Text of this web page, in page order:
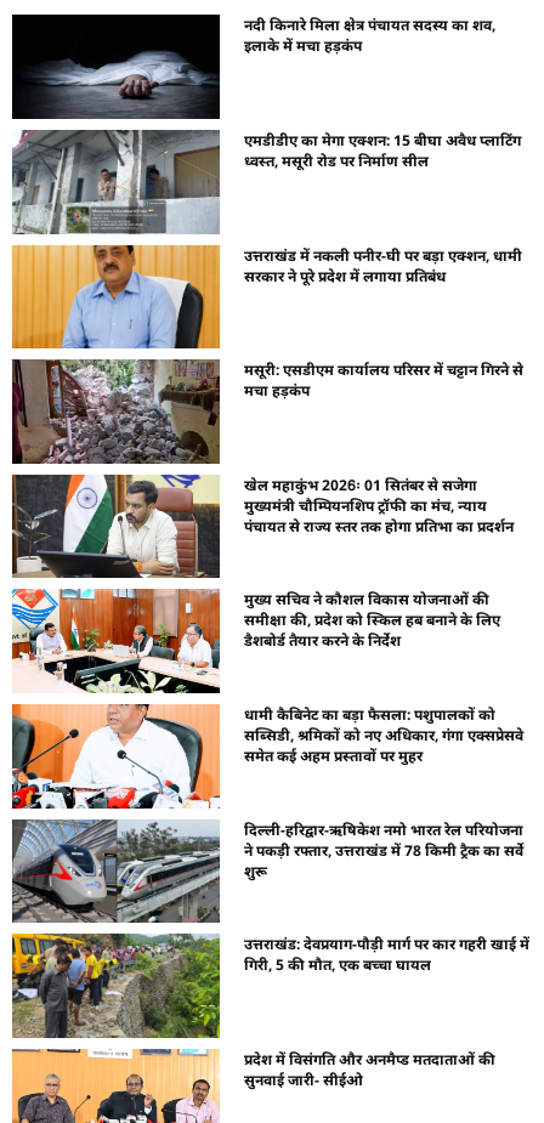
नदी किनारे मिला क्षेत्र पंचायत सदस्य का शव,
इलाके में मचा हड़कंप
एमडीडीए का मेगा एक्शन: 15 बीघा अवैध प्लाटिंग
ध्वस्त, मसूरी रोड पर निर्माण सील
उत्तराखंड में नकली पनीर-घी पर बड़ा एक्शन, धामी
सरकार ने पूरे प्रदेश में लगाया प्रतिबंध
मसूरी: एसडीएम कार्यालय परिसर में चट्टान गिरने से
मचा हड़कंप
खेल महाकुंभ 2026ः 01 सितंबर से सजेगा
मुख्यमंत्री चौम्पियनशिप ट्रॉफी का मंच, न्याय
पंचायत से राज्य स्तर तक होगा प्रतिभा का प्रदर्शन
मुख्य सचिव ने कौशल विकास योजनाओं की
समीक्षा की, प्रदेश को स्किल हब बनाने के लिए
डैशबोर्ड तैयार करने के निर्देश
धामी कैबिनेट का बड़ा फैसला: पशुपालकों को
सब्सिडी, श्रमिकों को नए अधिकार, गंगा एक्सप्रेसवे
समेत कई अहम प्रस्तावों पर मुहर
दिल्ली-हरिद्वार-ऋषिकेश नमो भारत रेल परियोजना
ने पकड़ी रफ्तार, उत्तराखंड में 78 किमी ट्रैक का सर्वे
शुरू
उत्तराखंड: देवप्रयाग-पौड़ी मार्ग पर कार गहरी खाई में
गिरी, 5 की मौत, एक बच्चा घायल
प्रदेश में विसंगति और अनमैप्ड मतदाताओं की
सुनवाई जारी- सीईओ